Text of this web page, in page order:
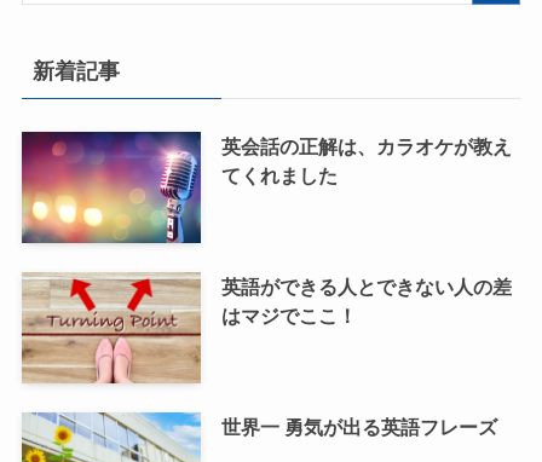
新着記事
英会話の正解は、カラオケが教え
てくれました
英語ができる人とできない人の差
はマジでここ！
世界一 勇気が出る英語フレーズ